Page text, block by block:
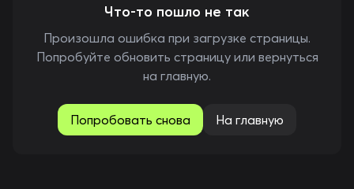
Что-то пошло не так
Произошла ошибка при загрузке страницы.
Попробуйте обновить страницу или вернуться
на главную.
Попробовать снова На главную